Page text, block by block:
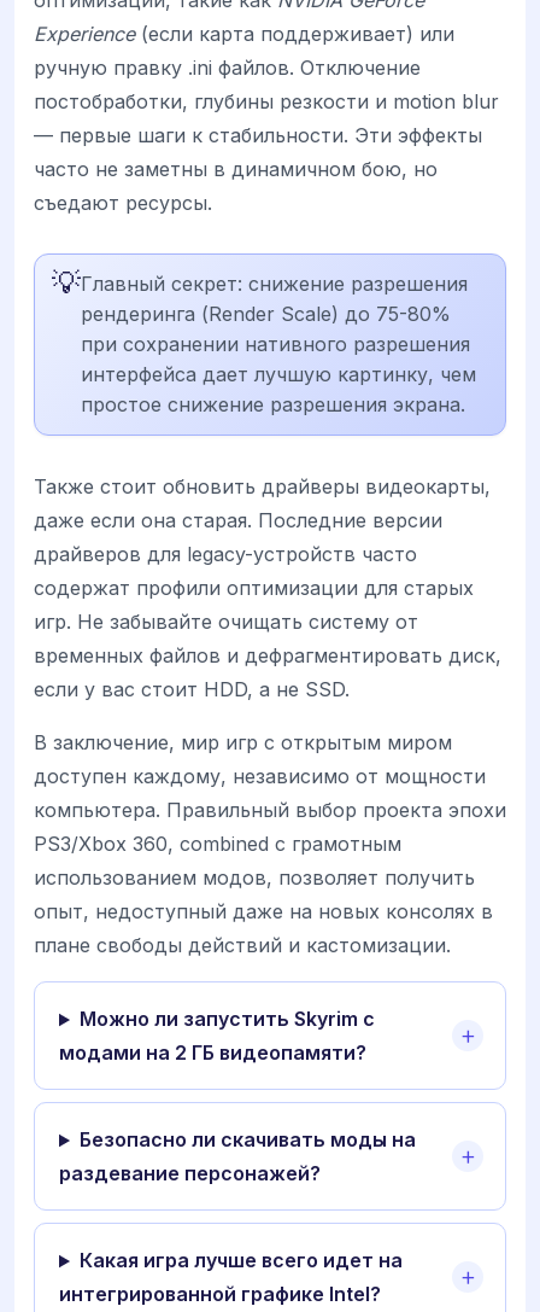
Experience(если карта поддерживает) или
ручную правку .ini файлов. Отключение
постобработки, глубины резкости и motion blur
— первые шаги к стабильности. Эти эффекты
часто не заметны в динамичном бою, но
съедают ресурсы.
💡Главный секрет: снижение разрешения
рендеринга (Render Scale) до 75-80%
при сохранении нативного разрешения
интерфейса дает лучшую картинку, чем
простое снижение разрешения экрана.
Также стоит обновить драйверы видеокарты,
даже если она старая. Последние версии
драйверов для legacy-устройств часто
содержат профили оптимизации для старых
игр. Не забывайте очищать систему от
временных файлов и дефрагментировать диск,
если у вас стоит HDD, а не SSD.
В заключение, мир игр с открытым миром
доступен каждому, независимо от мощности
компьютера. Правильный выбор проекта эпохи
PS3/Xbox 360, combined с грамотным
использованием модов, позволяет получить
опыт, недоступный даже на новых консолях в
плане свободы действий и кастомизации.
Можно ли запустить Skyrim с
модами на 2 ГБ видеопамяти?
Безопасно ли скачивать моды на
раздевание персонажей?
Какая игра лучше всего идет на
интегрированной графике Intel?